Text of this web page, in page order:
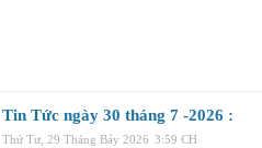
Tin Tức ngày 30 tháng 7 -2026 :
Thứ Tư, 29 Tháng Bảy 2026 3:59 CH